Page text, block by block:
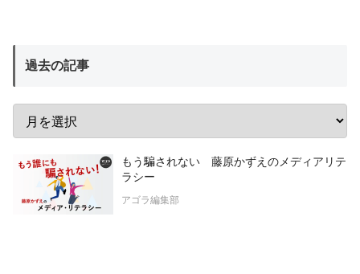
過去の記事
もう騙されない 藤原かずえのメディアリテ
ラシー
アゴラ編集部